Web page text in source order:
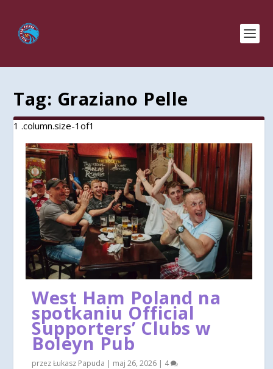
Tag: Graziano Pelle
West Ham Poland na
spotkaniu Official
Supporters’ Clubs w
Boleyn Pub
przezŁukasz Papuda | maj 26, 2026 | 4